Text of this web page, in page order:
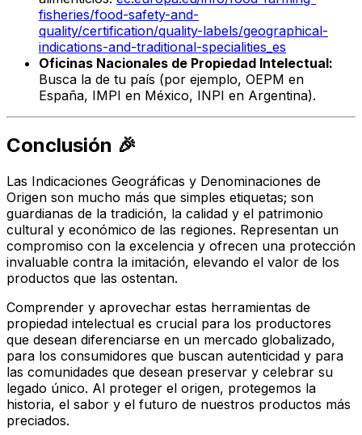
fisheries/food-safety-and-
quality/certification/quality-labels/geographical-
indications-and-traditional-specialities_es
Oficinas Nacionales de Propiedad Intelectual:
Busca la de tu país (por ejemplo, OEPM en
España, IMPI en México, INPI en Argentina).
Conclusión 🎉
Las Indicaciones Geográficas y Denominaciones de
Origen son mucho más que simples etiquetas; son
guardianas de la tradición, la calidad y el patrimonio
cultural y económico de las regiones. Representan un
compromiso con la excelencia y ofrecen una protección
invaluable contra la imitación, elevando el valor de los
productos que las ostentan.
Comprender y aprovechar estas herramientas de
propiedad intelectual es crucial para los productores
que desean diferenciarse en un mercado globalizado,
para los consumidores que buscan autenticidad y para
las comunidades que desean preservar y celebrar su
legado único. Al proteger el origen, protegemos la
historia, el sabor y el futuro de nuestros productos más
preciados.